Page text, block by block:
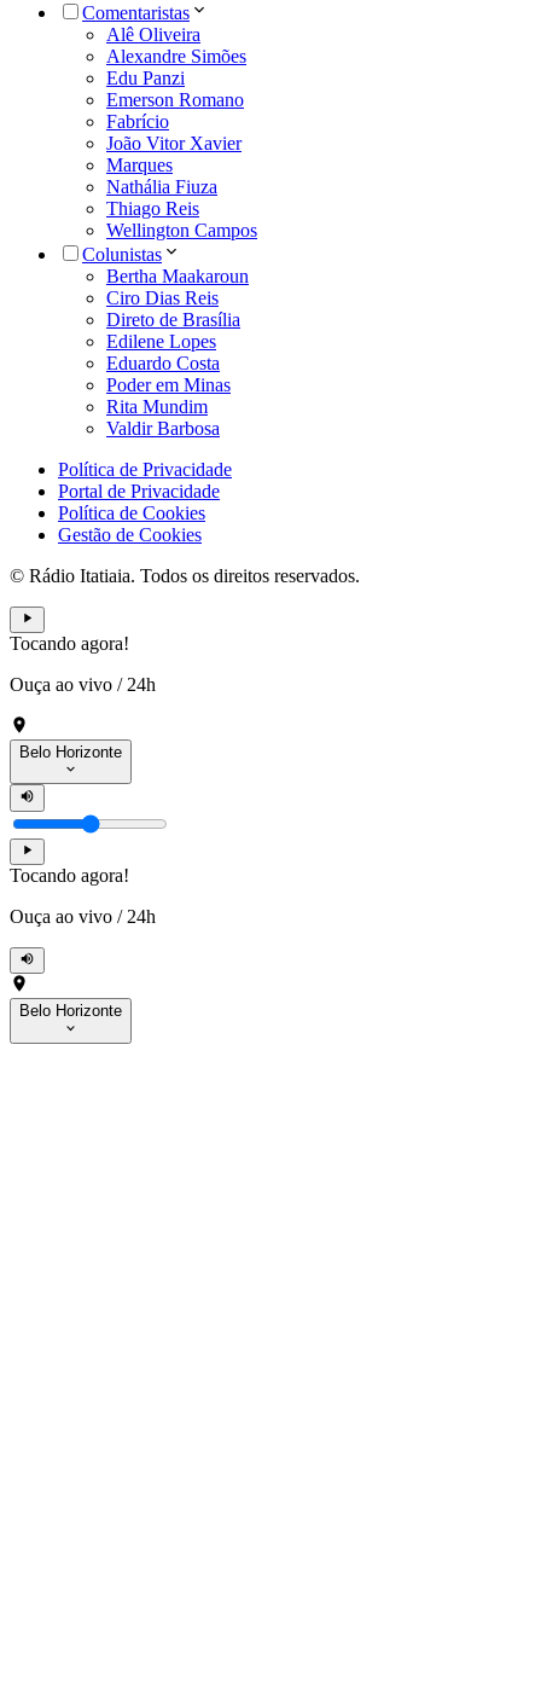
Comentaristas
Alê Oliveira
Alexandre Simões
Edu Panzi
Emerson Romano
Fabrício
João Vitor Xavier
Marques
Nathália Fiuza
Thiago Reis
Wellington Campos
Colunistas
Bertha Maakaroun
Ciro Dias Reis
Direto de Brasília
Edilene Lopes
Eduardo Costa
Poder em Minas
Rita Mundim
Valdir Barbosa
Política de Privacidade
Portal de Privacidade
Política de Cookies
Gestão de Cookies
© Rádio Itatiaia. Todos os direitos reservados.
Tocando agora!
Ouça ao vivo / 24h
Belo Horizonte
Tocando agora!
Ouça ao vivo / 24h
Belo Horizonte